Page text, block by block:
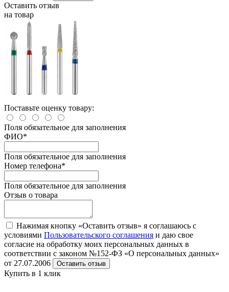
Оставить отзыв
на товар
Поставьте оценку товару:
Поля обязательное для заполнения
ФИО*
Поля обязательное для заполнения
Номер телефона*
Поля обязательное для заполнения
Отзыв о товара
Нажимая кнопку «Оставить отзыв» я соглашаюсь с
условиями Пользовательского соглашения и даю свое
согласие на обработку моих персональных данных в
соответствии с законом №152-ФЗ «О персональных данных»
от 27.07.2006
Оставить отзыв
Купить в 1 клик